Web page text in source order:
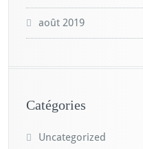
août 2019
Catégories
Uncategorized